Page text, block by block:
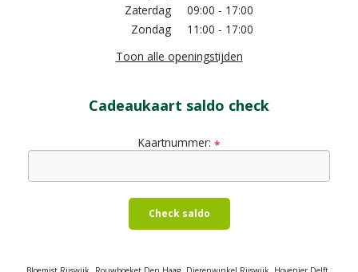
Zaterdag
09:00 - 17:00
Zondag
11:00 - 17:00
Toon alle openingstijden
Cadeaukaart saldo check
Kaartnummer: *
Check saldo